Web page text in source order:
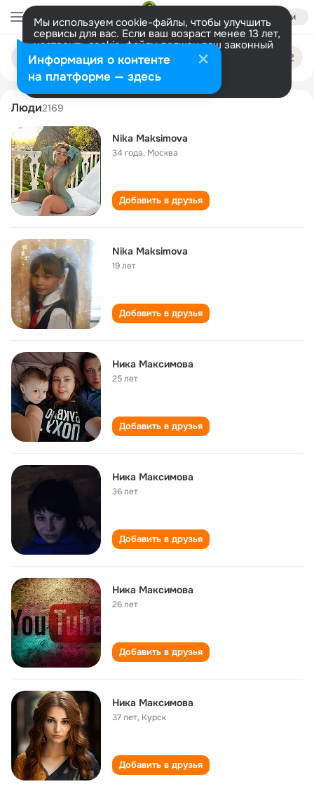
Войти
Мы используем cookie-файлы, чтобы улучшить
сервисы для вас. Если ваш возраст менее 13 лет,
настроить cookie-файлы должен ваш законный
представитель. Больше информации
Разрешить все Настроить
Поиск
людям
nika maksimova
Люди2169
Nika Maksimova
34 года, Москва
Добавить в друзья
Nika Maksimova
19 лет
Добавить в друзья
Ника Максимова
25 лет
Добавить в друзья
Ника Максимова
36 лет
Добавить в друзья
Ника Максимова
26 лет
Добавить в друзья
Ника Максимова
37 лет, Курск
Добавить в друзья
Информация о контенте
на платформе — здесь